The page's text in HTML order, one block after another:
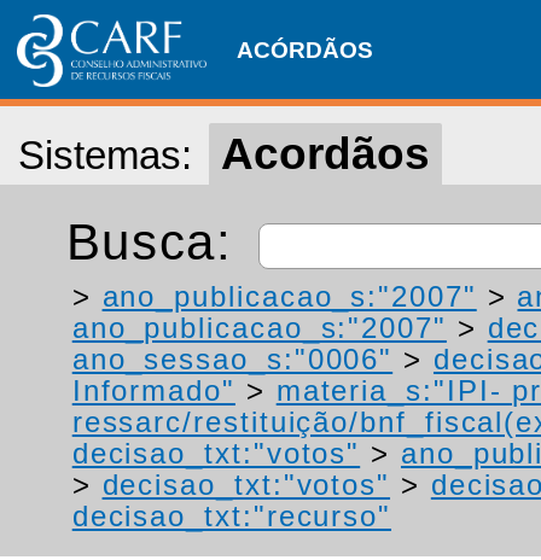
ACÓRDÃOS
Sistemas: Acordãos
Busca:
> ano_publicacao_s:"2007" >
ano_publicacao_s:"2007" >
ano_sessao_s:"0006" >
Informado" > materia_s:"IPI-
ressarc/restituição/
decisao_txt:"votos" >
> decisao_txt:"votos" >
decisao_txt:"recurso"